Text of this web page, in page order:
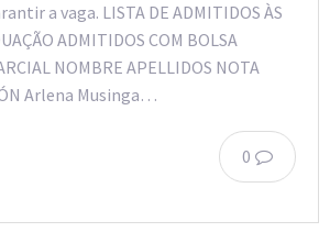
a vaga. LISTA DE ADMITIDOS ÀS
ADMITIDOS COM BOLSA
NOMBRE APELLIDOS NOTA
Arlena Musinga…
0